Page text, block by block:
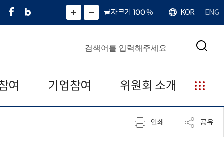
페
네
그
)
화
면
면
소
확
대
치
글자크기 100%
언
어
KOR ENG
통
합
검
색
검
여 기업참여 위원회 소개
누
리
집
안
인쇄 공유